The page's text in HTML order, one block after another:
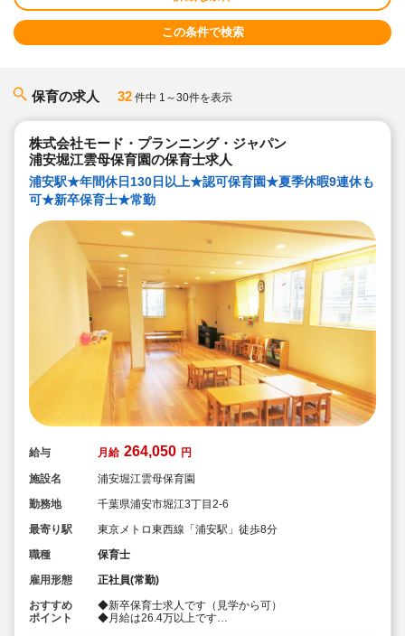
この条件で検索
保育の求人 32 件中 1～30件を表示
株式会社モード・プランニング・ジャパン
浦安堀江雲母保育園の保育士求人
浦安駅★年間休日130日以上★認可保育園★夏季休暇9連休も
可★新卒保育士★常勤
給与 月給 264,050 円
施設名
浦安堀江雲母保育園
勤務地
千葉県浦安市堀江3丁目2-6
最寄り駅
東京メトロ東西線「浦安駅」徒歩8分
職種
保育士
雇用形態
正社員(常勤)
おすすめ
ポイント
◆新卒保育士求人です（見学から可）
◆月給は26.4万以上です